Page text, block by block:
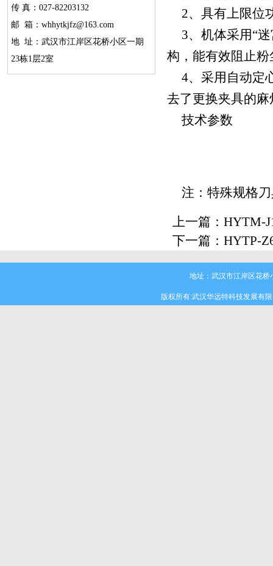
传 真：027-82203132
邮 箱：whhytkjfz@163.com
地 址：武汉市江岸区花桥小区一期
23栋1层2室
2、具有上限位
3、机体采用“
构，能有效阻止
4、采用自动定
去了更换夹具的麻
技术参数
注：特殊规格
上一篇： HYTM-
下一篇： HYTP-
地址：武汉市江岸区花桥
版权所有:武汉华远特科技发展